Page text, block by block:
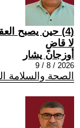
(4) حين يصبح
لا قاضٍ
أوزجان يشار
2026 / 8 / 9
الصحة والسلامة